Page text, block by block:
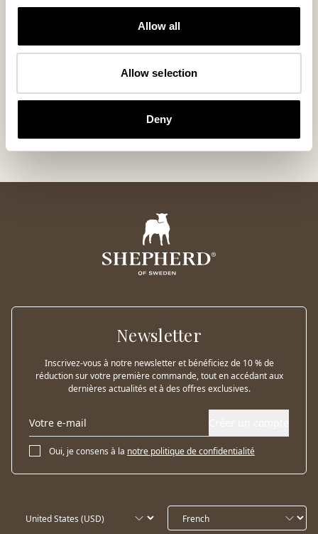
Allow all
Allow selection
Deny
Jill coussin de chaise
Coussin de chaise généreux en peau de mouton 40 x 40
Coussin de
Newsletter
Inscrivez-vous à notre newsletter et bénéficiez de 10 % de
réduction sur votre première commande, tout en accédant aux
dernières actualités et à des offres exclusives.
Oui, je consens à la notre politique de confidentialité